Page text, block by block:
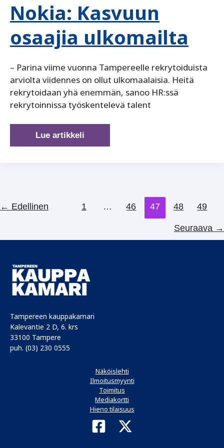
Nokia: Kasvuun
osaajia ulkomailta
– Parina viime vuonna Tampereelle rekrytoiduista
arviolta viidennes on ollut ulkomaalaisia. Heitä
rekrytoidaan yhä enemmän, sanoo HR:ssä
rekrytoinnissa työskentelevä talent
Nokia:
Kasvuun
Lue artikkeli
← Edellinen 1 … 46 47 48 49
Seuraava →
Tampereen kauppakamari
Kalevantie 2 D, 6. krs
33100 Tampere
puh. (03) 230 0555
Näköislehti
Ilmoitusmyynti
Toimitus
Mediakortti
Hieno tilaisuus